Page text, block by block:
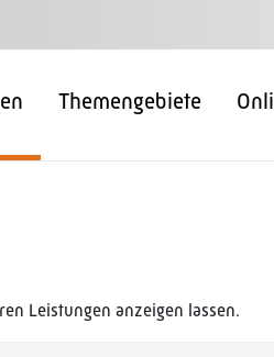
Themengebiete
Leistungen anzeigen lassen.